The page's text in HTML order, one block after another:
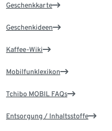
Geschenkkarte
Geschenkideen
Kaffee-Wiki
Mobilfunklexikon
Tchibo MOBIL FAQs
Entsorgung / Inhaltsstoffe